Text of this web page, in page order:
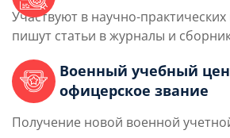
Участвуют в научно-практических
пишут статьи в журналы и
Военный учебный
офицерское звание
Получение новой военной